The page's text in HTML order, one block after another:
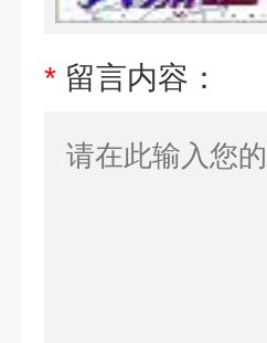
* 留言内容：